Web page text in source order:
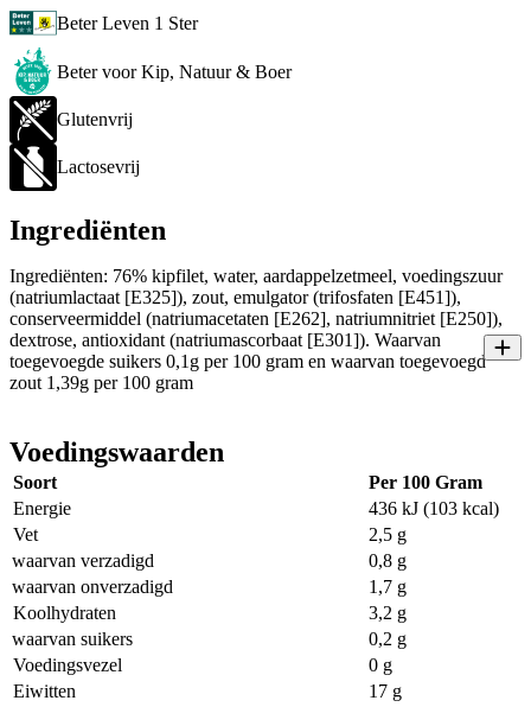
Beter Leven 1 Ster
Beter voor Kip, Natuur & Boer
Glutenvrij
Lactosevrij
Ingrediënten
Ingrediënten: 76% kipfilet, water, aardappelzetmeel, voedingszuur
(natriumlactaat [E325]), zout, emulgator (trifosfaten [E451]),
conserveermiddel (natriumacetaten [E262], natriumnitriet [E250]),
dextrose, antioxidant (natriumascorbaat [E301]). Waarvan
toegevoegde suikers 0,1g per 100 gram en waarvan toegevoegd
zout 1,39g per 100 gram
Voedingswaarden
Soort
Per 100 Gram
Energie
436 kJ (103 kcal)
Vet
2,5 g
waarvan verzadigd
0,8 g
waarvan onverzadigd
1,7 g
Koolhydraten
3,2 g
waarvan suikers
0,2 g
Voedingsvezel
0 g
Eiwitten
17 g